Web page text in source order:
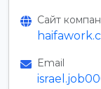
Сайт
Email